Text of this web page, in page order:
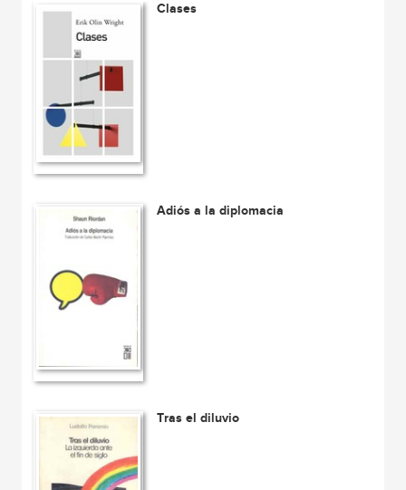
Clases
Adiós a la diplomacia
Tras el diluvio